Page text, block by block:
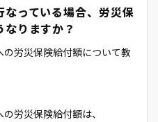
っている場合、労災保
りますか？
労災保険給付額について教
労災保険給付額は、